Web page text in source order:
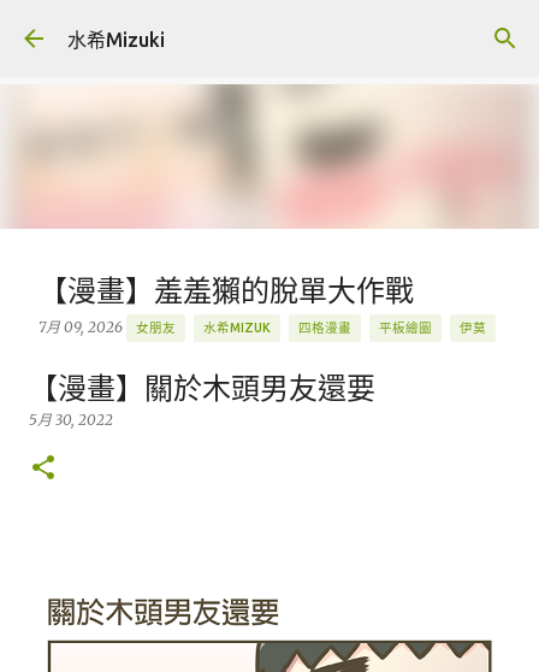
水希Mizuki
精選
【漫畫】羞羞獺的脫單大作戰
7月 09, 2026 女朋友 水希MIZUK 四格漫畫 平板繪圖 伊莫
ANIIMO BLOG BLOG.MIZUKIGU IPAD PRO 繪圖
【漫畫】關於木頭男友還要
5月 30, 2022